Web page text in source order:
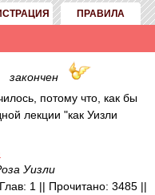
ПРАВИЛА
закончен
потому что, как бы
лекции "как Уизли
Уизли
1 || Прочитано: 3485 ||